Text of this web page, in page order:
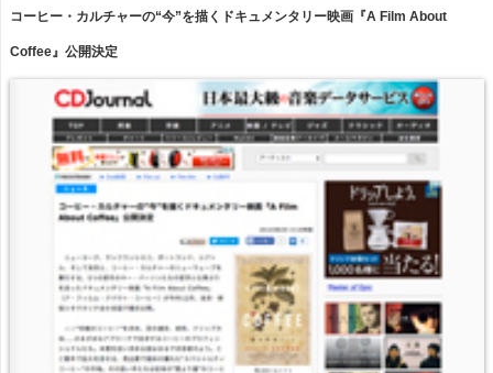
コーヒー・カルチャーの“今”を描くドキュメンタリー映画『A Film About
Coffee』公開決定